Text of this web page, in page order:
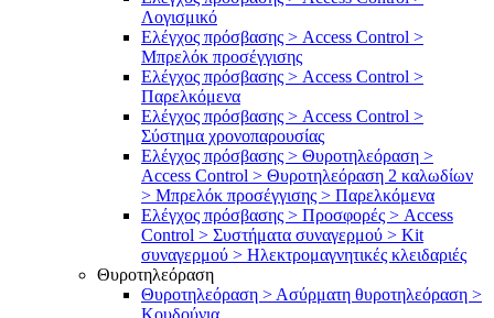
Λογισμικό
Ελέγχος πρόσβασης > Access Control >
Μπρελόκ προσέγγισης
Ελέγχος πρόσβασης > Access Control >
Παρελκόμενα
Ελέγχος πρόσβασης > Access Control >
Σύστημα χρονοπαρουσίας
Ελέγχος πρόσβασης > Θυροτηλεόραση >
Access Control > Θυροτηλεόραση 2 καλωδίων
> Μπρελόκ προσέγγισης > Παρελκόμενα
Ελέγχος πρόσβασης > Προσφορές > Access
Control > Συστήματα συναγερμού > Kit
συναγερμού > Ηλεκτρομαγνητικές κλειδαριές
Θυροτηλεόραση
Θυροτηλεόραση > Ασύρματη θυροτηλεόραση >
Κουδούνια